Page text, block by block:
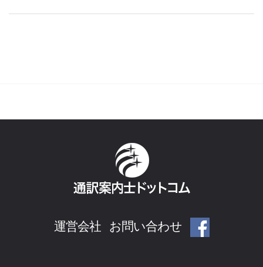
運営会社 お問い合わせ